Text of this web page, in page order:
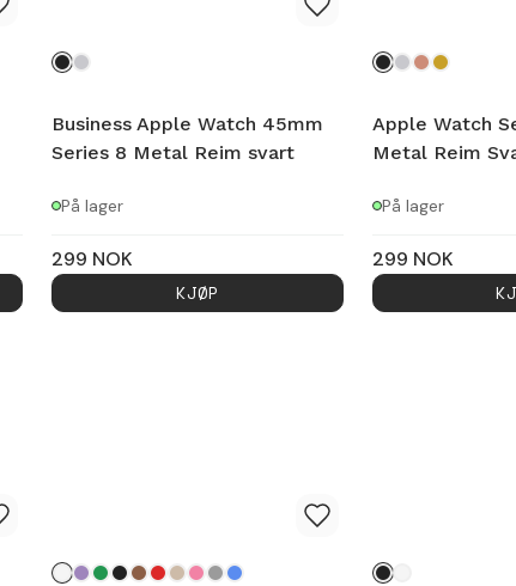
Business Apple Watch 45mm
Series 8 Metal Reim svart
På lager
299 NOK
KJØP
Apple Watch
Metal Reim
På lager
299 NOK